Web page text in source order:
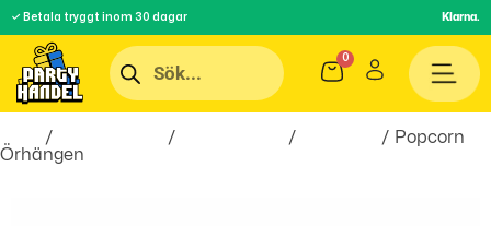
✓ Betala tryggt inom 30 dagar Klarna.
/ / /
/ Popcorn
Örhängen